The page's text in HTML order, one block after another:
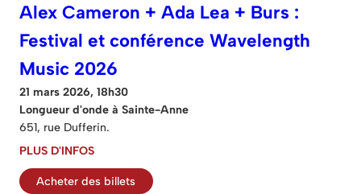
Alex Cameron + Ada Lea + Burs :
Festival et conférence Wavelength
Music 2026
21 mars 2026, 18h30
Longueur d'onde à Sainte-Anne
651, rue Dufferin.
PLUS D'INFOS
Acheter des billets